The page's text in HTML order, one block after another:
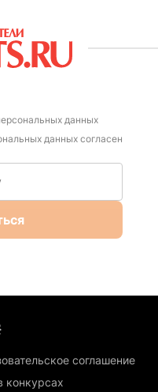
данных
данных согласен
соглашение
конкурсах